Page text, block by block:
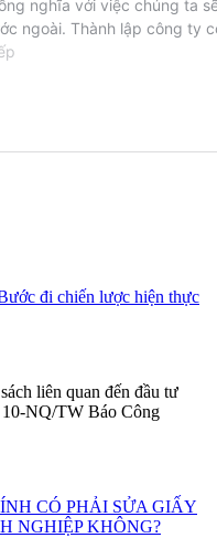
đi chiến lược hiện thực
liên quan đến đầu tư
10-NQ/TW Báo Công
CÓ PHẢI SỬA GIẤY
NGHIỆP KHÔNG?